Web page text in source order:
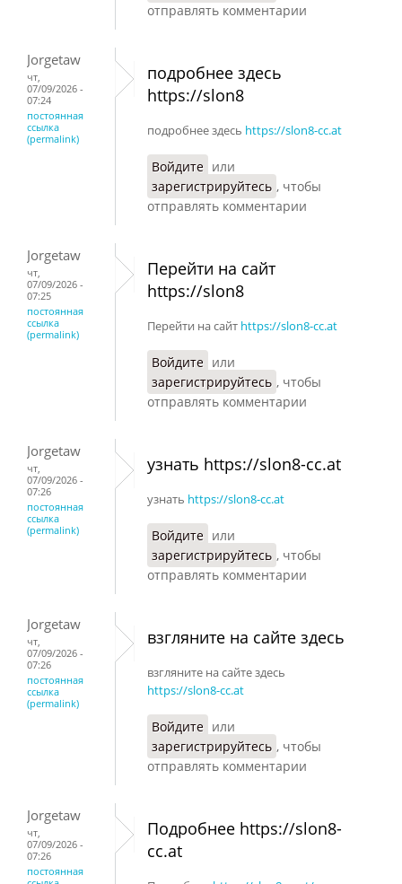
отправлять комментарии
Jorgetaw
чт,
07/09/2026 -
07:24
постоянная
ссылка
(permalink)
подробнее здесь
https://slon8
подробнее здесь https://slon8-cc.at
Войдите или
зарегистрируйтесь , чтобы
отправлять комментарии
Jorgetaw
чт,
07/09/2026 -
07:25
постоянная
ссылка
(permalink)
Перейти на сайт
https://slon8
Перейти на сайт https://slon8-cc.at
Войдите или
зарегистрируйтесь , чтобы
отправлять комментарии
Jorgetaw
чт,
07/09/2026 -
07:26
постоянная
ссылка
(permalink)
узнать https://slon8-cc.at
узнать https://slon8-cc.at
Войдите или
зарегистрируйтесь , чтобы
отправлять комментарии
Jorgetaw
чт,
07/09/2026 -
07:26
постоянная
ссылка
(permalink)
взгляните на сайте здесь
взгляните на сайте здесь
https://slon8-cc.at
Войдите или
зарегистрируйтесь , чтобы
отправлять комментарии
Jorgetaw
чт,
07/09/2026 -
07:26
постоянная
Подробнее https://slon8-
cc.at